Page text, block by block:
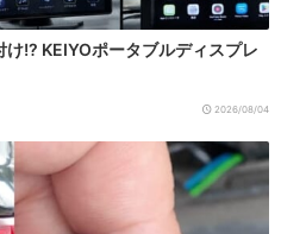
!? KEIYOポータブルディスプレ
2026/08/04